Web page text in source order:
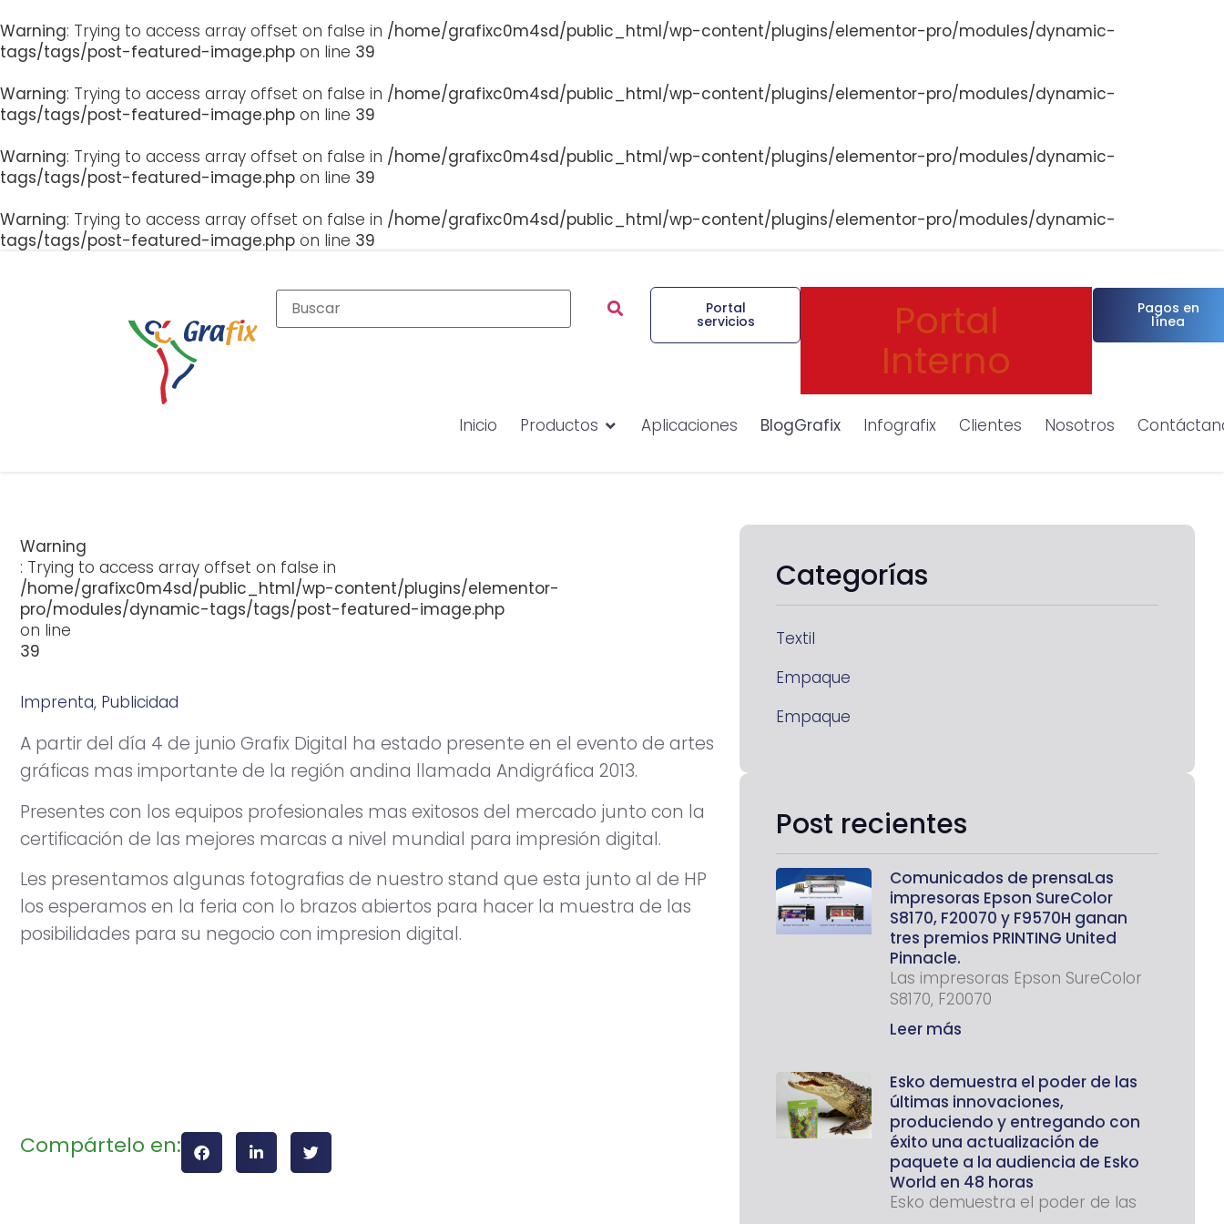
Warning: Trying to access array offset on false in /home/grafixc0m4sd/public_html/wp-content/plugins/elementor-pro/modules/dynamic-
tags/tags/post-featured-image.php on line 39
Warning: Trying to access array offset on false in /home/grafixc0m4sd/public_html/wp-content/plugins/elementor-pro/modules/dynamic-
tags/tags/post-featured-image.php on line 39
Warning: Trying to access array offset on false in /home/grafixc0m4sd/public_html/wp-content/plugins/elementor-pro/modules/dynamic-
tags/tags/post-featured-image.php on line 39
Warning: Trying to access array offset on false in /home/grafixc0m4sd/public_html/wp-content/plugins/elementor-pro/modules/dynamic-
tags/tags/post-featured-image.php on line 39
Portal
servicios Portal
Interno
Pagos en
línea
Inicio Productos Aplicaciones BlogGrafix Infografix Clientes Nosotros
Warning
: Trying to access array offset on false in
/home/grafixc0m4sd/public_html/wp-content/plugins/elementor-
pro/modules/dynamic-tags/tags/post-featured-image.php
on line
39
Imprenta, Publicidad
A partir del día 4 de junio Grafix Digital ha estado presente en el evento de artes
gráficas mas importante de la región andina llamada Andigráfica 2013.
Presentes con los equipos profesionales mas exitosos del mercado junto con la
certificación de las mejores marcas a nivel mundial para impresión digital.
Les presentamos algunas fotografias de nuestro stand que esta junto al de HP
los esperamos en la feria con lo brazos abiertos para hacer la muestra de las
posibilidades para su negocio con impresion digital.
Compártelo en:
Categorías
Textil
Empaque
Empaque
Post recientes
Comunicados de prensaLas
impresoras Epson SureColor
S8170, F20070 y F9570H ganan
tres premios PRINTING United
Pinnacle.
Las impresoras Epson SureColor
S8170, F20070
Leer más
Esko demuestra el poder de las
últimas innovaciones,
produciendo y entregando con
éxito una actualización de
paquete a la audiencia de Esko
World en 48 horas
Esko demuestra el poder de las